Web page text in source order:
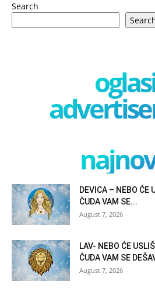
Search
DEVICA – NEBO ĆE
ČUDA VAM SE...
August 7, 2026
LAV- NEBO ĆE
ČUDA VAM SE
August 7, 2026